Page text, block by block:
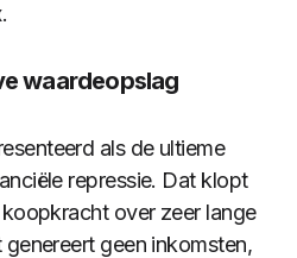
waardeopslag
als de ultieme
repressie. Dat klopt
over zeer lange
geen inkomsten,